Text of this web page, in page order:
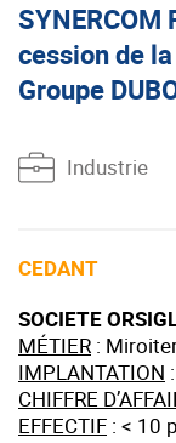
SYNERCOM
cession de
Groupe
Industrie
CEDANT
SOCIETE
MÉTIER :
IMPLANTATION
CHIFFRE
EFFECTIF : < 10